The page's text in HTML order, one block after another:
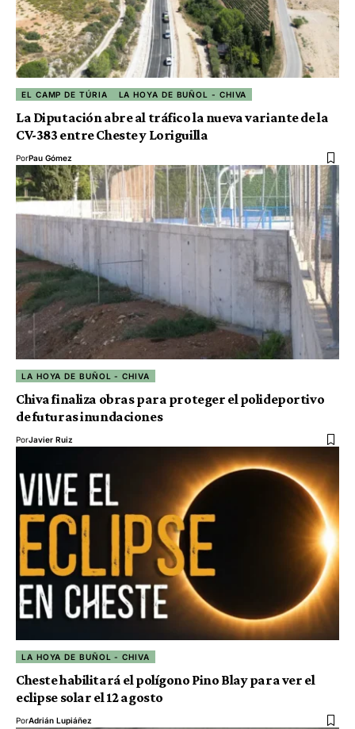
EL CAMP DE TÚRIA LA HOYA DE BUÑOL - CHIVA
La Diputación abre al tráfico la nueva variante de la
CV-383 entre Cheste y Loriguilla
PorPau Gómez
LA HOYA DE BUÑOL - CHIVA
Chiva finaliza obras para proteger el polideportivo
de futuras inundaciones
PorJavier Ruiz
LA HOYA DE BUÑOL - CHIVA
Cheste habilitará el polígono Pino Blay para ver el
eclipse solar el 12 agosto
PorAdrián Lupiáñez